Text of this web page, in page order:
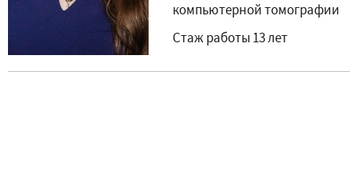
компьютерной томографии
Стаж работы 13 лет